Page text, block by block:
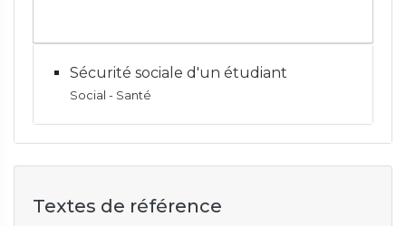
Sécurité sociale d'un étudiant
Social - Santé
Textes de référence